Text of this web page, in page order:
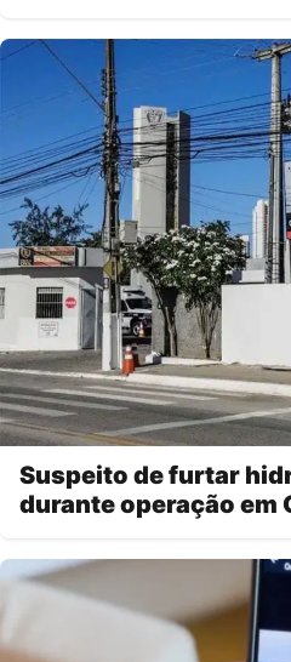
Suspeito de furtar
durante operação em